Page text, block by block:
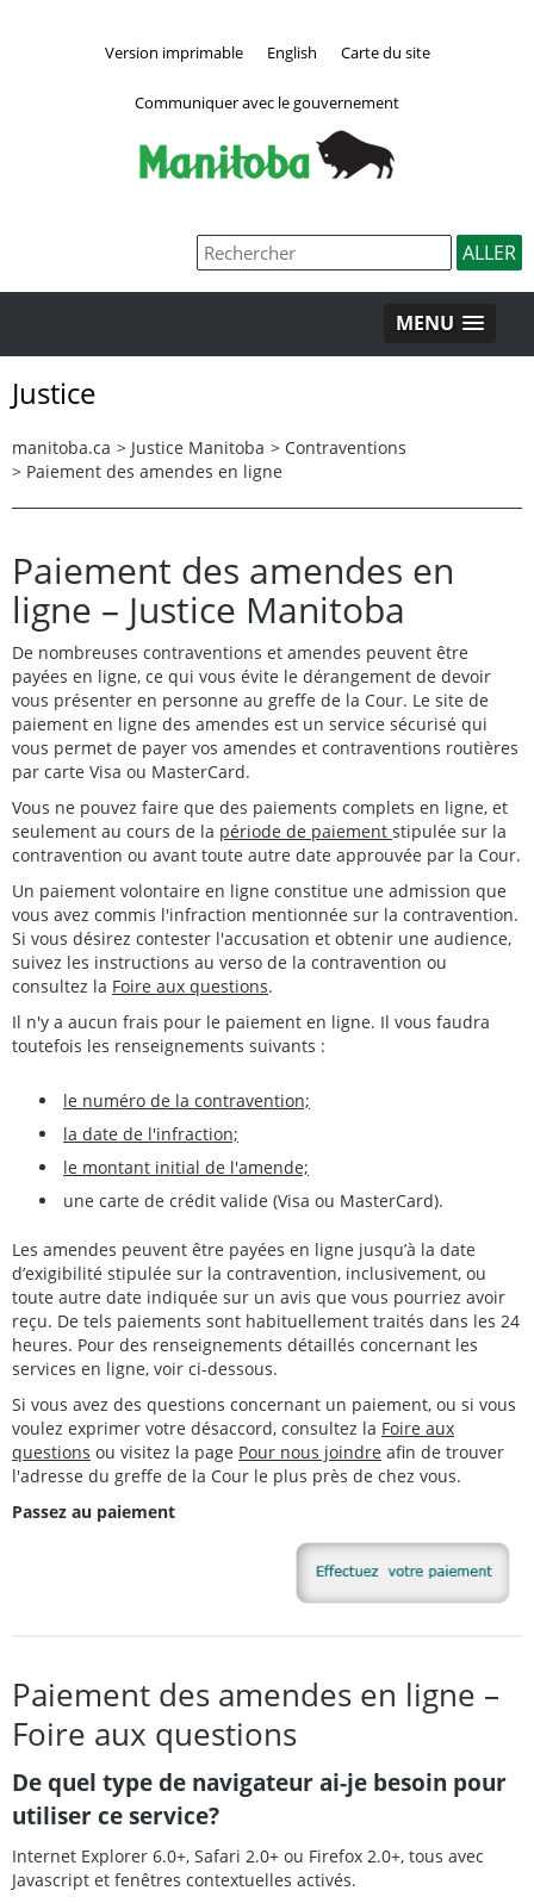
Version imprimable English Carte du site
Communiquer avec le gouvernement
MENU
Justice
manitoba.ca > Justice Manitoba > Contraventions
> Paiement des amendes en ligne
Paiement des amendes en
ligne – Justice Manitoba
De nombreuses contraventions et amendes peuvent être
payées en ligne, ce qui vous évite le dérangement de devoir
vous présenter en personne au greffe de la Cour. Le site de
paiement en ligne des amendes est un service sécurisé qui
vous permet de payer vos amendes et contraventions routières
par carte Visa ou MasterCard.
Vous ne pouvez faire que des paiements complets en ligne, et
seulement au cours de la période de paiement stipulée sur la
contravention ou avant toute autre date approuvée par la Cour.
Un paiement volontaire en ligne constitue une admission que
vous avez commis l'infraction mentionnée sur la contravention.
Si vous désirez contester l'accusation et obtenir une audience,
suivez les instructions au verso de la contravention ou
consultez la Foire aux questions.
Il n'y a aucun frais pour le paiement en ligne. Il vous faudra
toutefois les renseignements suivants :
le numéro de la contravention;
la date de l'infraction;
le montant initial de l'amende;
une carte de crédit valide (Visa ou MasterCard).
Les amendes peuvent être payées en ligne jusqu’à la date
d’exigibilité stipulée sur la contravention, inclusivement, ou
toute autre date indiquée sur un avis que vous pourriez avoir
reçu. De tels paiements sont habituellement traités dans les 24
heures. Pour des renseignements détaillés concernant les
services en ligne, voir ci-dessous.
Si vous avez des questions concernant un paiement, ou si vous
voulez exprimer votre désaccord, consultez la Foire aux
questions ou visitez la page Pour nous joindre afin de trouver
l'adresse du greffe de la Cour le plus près de chez vous.
Passez au paiement
Paiement des amendes en ligne –
Foire aux questions
De quel type de navigateur ai-je besoin pour
utiliser ce service?
Internet Explorer 6.0+, Safari 2.0+ ou Firefox 2.0+, tous avec
Javascript et fenêtres contextuelles activés.